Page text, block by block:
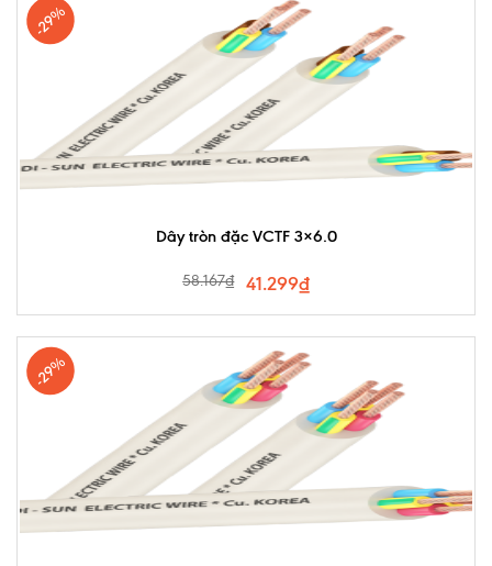
-29%
Dây tròn đặc VCTF 3×6.0
58.167₫ 41.299₫
-29%